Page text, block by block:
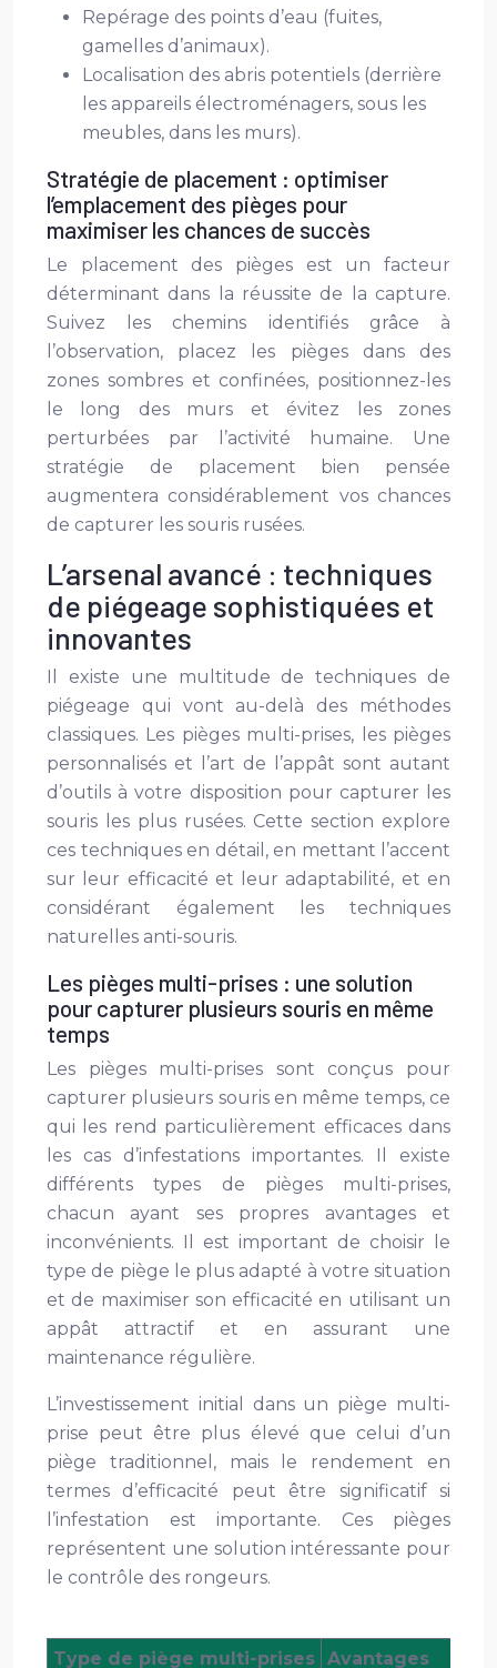
Repérage des points d’eau (fuites,
gamelles d’animaux).
Localisation des abris potentiels (derrière
les appareils électroménagers, sous les
meubles, dans les murs).
Stratégie de placement : optimiser
l’emplacement des pièges pour
maximiser les chances de succès
Le placement des pièges est un facteur
déterminant dans la réussite de la capture.
Suivez les chemins identifiés grâce à
l’observation, placez les pièges dans des
zones sombres et confinées, positionnez-les
le long des murs et évitez les zones
perturbées par l’activité humaine. Une
stratégie de placement bien pensée
augmentera considérablement vos chances
de capturer les souris rusées.
L’arsenal avancé : techniques
de piégeage sophistiquées et
innovantes
Il existe une multitude de techniques de
piégeage qui vont au-delà des méthodes
classiques. Les pièges multi-prises, les pièges
personnalisés et l’art de l’appât sont autant
d’outils à votre disposition pour capturer les
souris les plus rusées. Cette section explore
ces techniques en détail, en mettant l’accent
sur leur efficacité et leur adaptabilité, et en
considérant également les techniques
naturelles anti-souris.
Les pièges multi-prises : une solution
pour capturer plusieurs souris en même
temps
Les pièges multi-prises sont conçus pour
capturer plusieurs souris en même temps, ce
qui les rend particulièrement efficaces dans
les cas d’infestations importantes. Il existe
différents types de pièges multi-prises,
chacun ayant ses propres avantages et
inconvénients. Il est important de choisir le
type de piège le plus adapté à votre situation
et de maximiser son efficacité en utilisant un
appât attractif et en assurant une
maintenance régulière.
L’investissement initial dans un piège multi-
prise peut être plus élevé que celui d’un
piège traditionnel, mais le rendement en
termes d’efficacité peut être significatif si
l’infestation est importante. Ces pièges
représentent une solution intéressante pour
le contrôle des rongeurs.
Type de piège multi-prises Avantages